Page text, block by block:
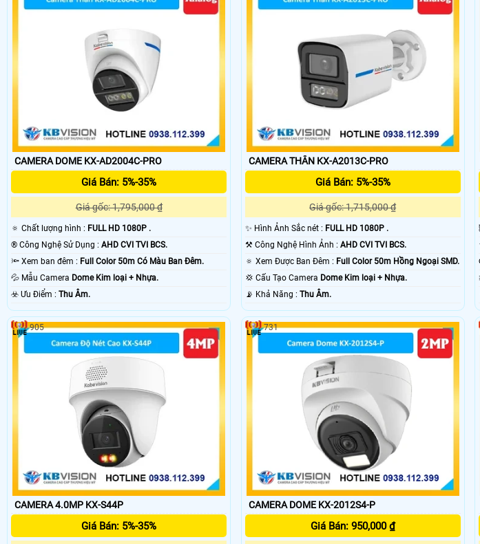
CAMERA DOME KX-AD2004C-PRO
Giá Bán: 5%-35%
Giá gốc: 1,795,000 ₫
🔅 Chất lượng hình : FULL HD 1080P .
®️ Công Nghệ Sử Dụng : AHD CVI TVI BCS.
🔦 Xem ban đêm : Full Color 50m Có Màu Ban Ðêm.
💦 Mẫu Camera Dome Kim loại + Nhựa.
️☣️ Ưu Điểm : Thu Âm.
CAMERA THÂN KX-A2013C-PRO
Giá Bán: 5%-35%
Giá gốc: 1,715,000 ₫
✨ Hình Ảnh Sắc nét : FULL HD 1080P .
⚒ Công Nghệ Hình Ảnh : AHD CVI TVI BCS.
🔅 Xem Được Ban Đêm : Full Color 50m Hồng Ngoại SMD.
💢 Cấu Tạo Camera Dome Kim loại + Nhựa.
️📡 Khả Năng : Thu Âm.
CAMERA 4.0MP KX-S44P
Giá Bán: 5%-35%
905
CAMERA DOME KX-2012S4-P
Giá Bán: 950,000 ₫
731